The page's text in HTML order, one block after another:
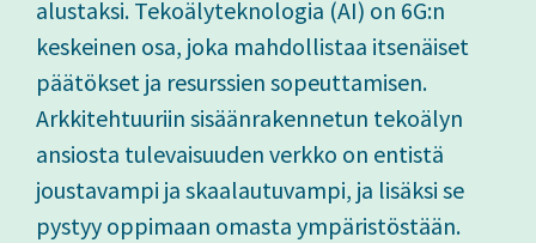
alustaksi. Tekoälyteknologia (AI) on 6G:n
keskeinen osa, joka mahdollistaa itsenäiset
päätökset ja resurssien sopeuttamisen.
Arkkitehtuuriin sisäänrakennetun tekoälyn
ansiosta tulevaisuuden verkko on entistä
joustavampi ja skaalautuvampi, ja lisäksi se
pystyy oppimaan omasta ympäristöstään.